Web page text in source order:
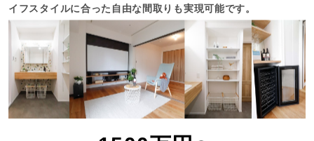
イフスタイルに合った自由な間取りも実現可能です。